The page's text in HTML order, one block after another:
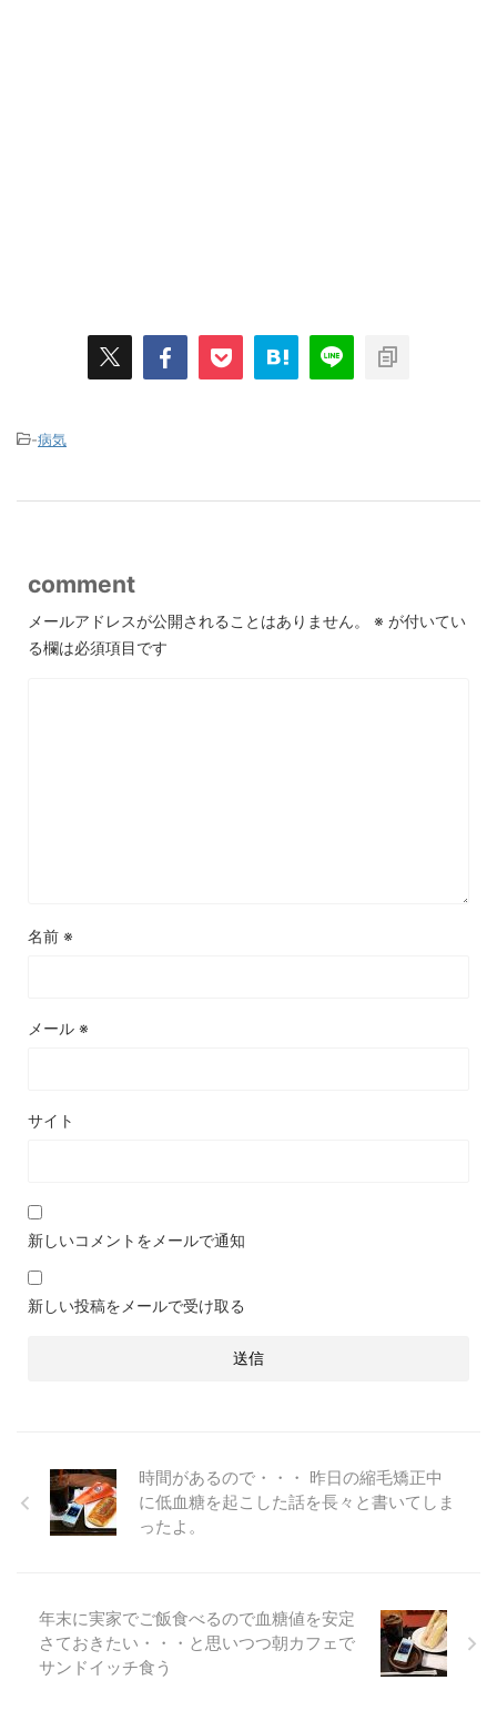
-病気
comment
メールアドレスが公開されることはありません。 ※ が付いてい
る欄は必須項目です
名前 ※
メール ※
サイト
新しいコメントをメールで通知
新しい投稿をメールで受け取る
時間があるので・・・ 昨日の縮毛矯正中
に低血糖を起こした話を長々と書いてしま
ったよ。
年末に実家でご飯食べるので血糖値を安定
さておきたい・・・と思いつつ朝カフェで
サンドイッチ食う